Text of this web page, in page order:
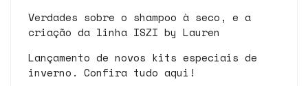
Verdades sobre o shampoo à seco, e a
criação da linha ISZI by Lauren
Lançamento de novos kits especiais de
inverno. Confira tudo aqui!